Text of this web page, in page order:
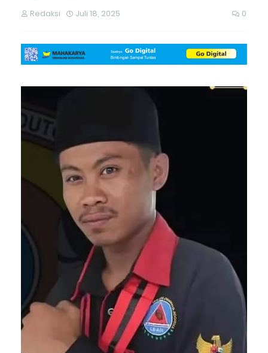
Redaksi Juli 18, 2025 0